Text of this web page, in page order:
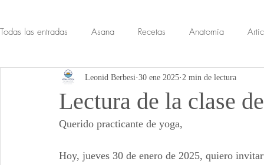
Todas las entradas Asana Recetas Anatomía
Lectura de la clase
Leonid Berbesi 30 ene 2025 2 min de lectura
Querido practicante de yoga,
Hoy, jueves 30 de enero de 2025, quiero